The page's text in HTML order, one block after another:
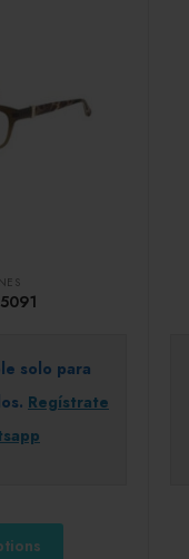
solo para
Regístrate